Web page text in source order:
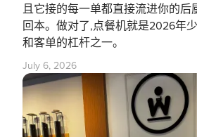
且它接的每一单都直接流进你的后
回本。做对了,点餐机就是2026年
和客单的杠杆之一。
July 6, 2026